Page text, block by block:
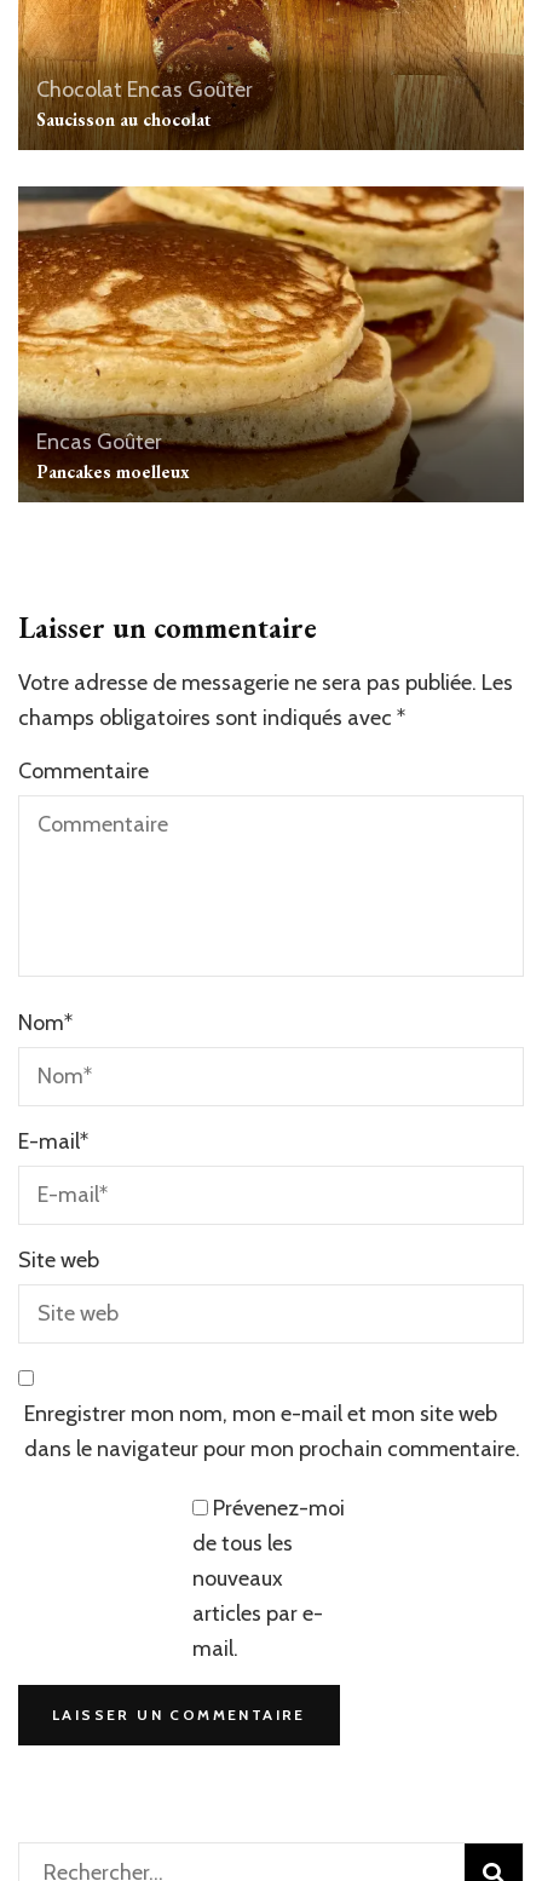
Chocolat Encas Goûter
Saucisson au chocolat
Encas Goûter
Pancakes moelleux
Laisser un commentaire
Votre adresse de messagerie ne sera pas publiée. Les
champs obligatoires sont indiqués avec *
Commentaire
Nom*
E-mail*
Site web
Enregistrer mon nom, mon e-mail et mon site web
dans le navigateur pour mon prochain commentaire.
Prévenez-moi
de tous les
nouveaux
articles par e-
mail.
Rechercher :